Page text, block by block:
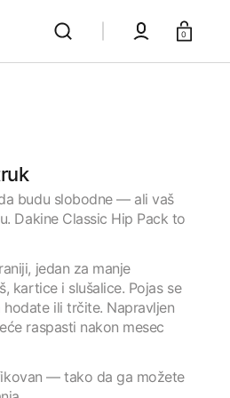
Korpa
0
budu slobodne — ali vaš
Dakine Classic Hip Pack to
jedan za manje
kartice i slušalice. Pojas se
ili trčite. Napravljen
raspasti nakon mesec
— tako da ga možete